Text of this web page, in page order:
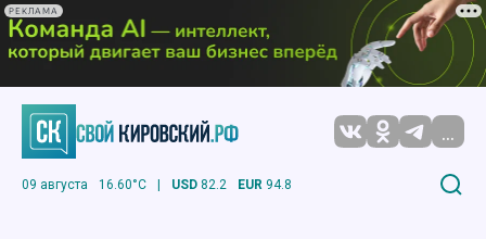
РЕКЛАМА
...
09 августа 16.60°C | USD 82.2 EUR 94.8